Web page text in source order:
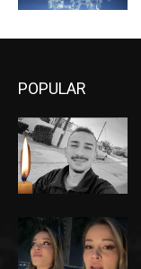
POPULAR